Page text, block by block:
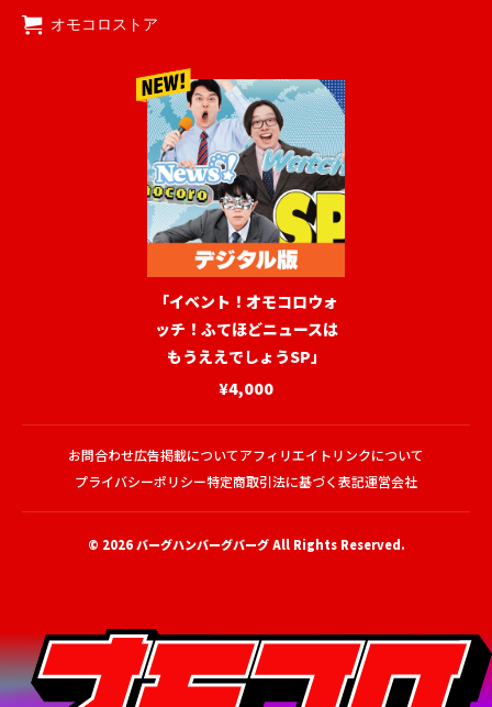
オモコロストア
「イベント！オモコロウォ
ッチ！ふてほどニュースは
もうええでしょうSP」
¥4,000
お問合わせ広告掲載についてアフィリエイトリンクについて
プライバシーポリシー特定商取引法に基づく表記運営会社
© 2026バーグハンバーグバーグAll Rights Reserved.